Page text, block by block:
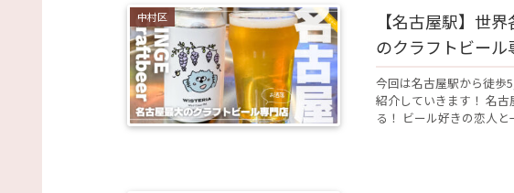
中村区
【名古屋駅】世
のクラフトビール
今回は名古屋駅から徒歩
紹介していきます！ 名
る！ ビール好きの恋人